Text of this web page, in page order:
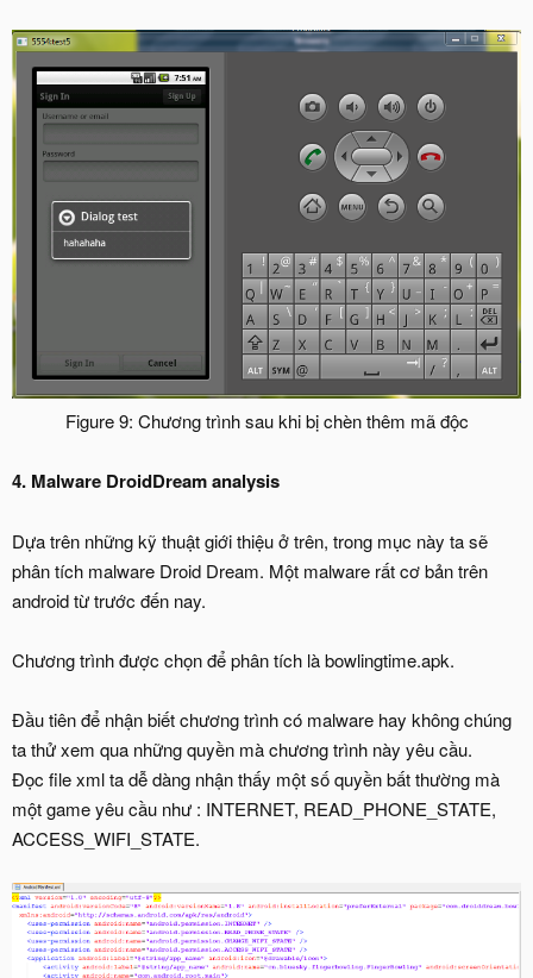
Figure 9: Chương trình sau khi bị chèn thêm mã độc​
4. Malware DroidDream analysis
Dựa trên những kỹ thuật giới thiệu ở trên, trong mục này ta sẽ
phân tích malware Droid Dream. Một malware rất cơ bản trên
android từ trước đến nay.
Chương trình được chọn để phân tích là bowlingtime.apk.
Đầu tiên để nhận biết chương trình có malware hay không chúng
ta thử xem qua những quyền mà chương trình này yêu cầu.
Đọc file xml ta dễ dàng nhận thấy một số quyền bất thường mà
một game yêu cầu như : INTERNET, READ_PHONE_STATE,
ACCESS_WIFI_STATE.